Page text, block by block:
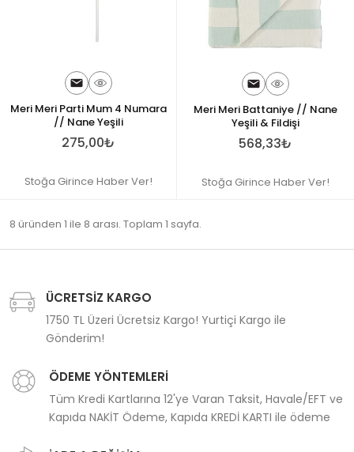
Meri Meri Parti Mum 4 Numara
// Nane Yeşili
275,00₺
Stoğa Girince Haber Ver!
Meri Meri Battaniye // Nane
Yeşili & Fildişi
568,33₺
Stoğa Girince Haber Ver!
8 üründen 1 ile 8 arası. Toplam 1 sayfa.
ÜCRETSİZ KARGO
1750 TL Üzeri Ücretsiz Kargo! Yurtiçi Kargo ile
Gönderim!
ÖDEME YÖNTEMLERİ
Tüm Kredi Kartlarına 12'ye Varan Taksit, Havale/EFT ve
Kapıda NAKİT Ödeme, Kapıda KREDİ KARTI ile ödeme